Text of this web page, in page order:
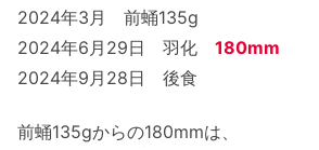
2024年3月 前蛹135g
2024年6月29日 羽化 180mm
2024年9月28日 後食
前蛹135gからの180mmは、